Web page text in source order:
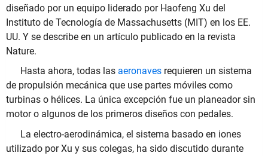
diseñado por un equipo liderado por Haofeng Xu del
Instituto de Tecnología de Massachusetts (MIT) en los EE.
UU. Y se describe en un artículo publicado en la revista
Nature.
Hasta ahora, todas las aeronaves requieren un sistema
de propulsión mecánica que use partes móviles como
turbinas o hélices. La única excepción fue un planeador sin
motor o algunos de los primeros diseños con pedales.
La electro-aerodinámica, el sistema basado en iones
utilizado por Xu y sus colegas, ha sido discutido durante